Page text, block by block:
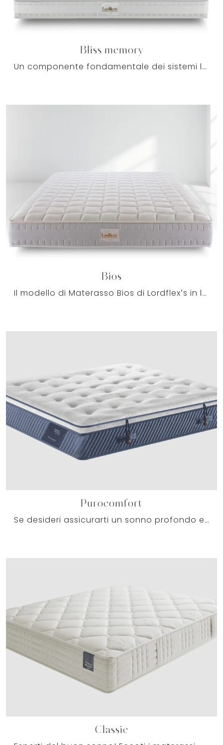
Bliss memory
Un componente fondamentale dei sistemi letto è certamente il materasso: occorre che sia capace di garantire il totale agio di ciascuno ogni notte.
Bios
Il modello di Materasso Bios di Lordflex’s in lattice è ergonomico e confortevole, adatto a dare a chi dorme l'ottimale supporto per la spina dorsale.
Purocomfort
Se desideri assicurarti un sonno profondo e ristoratore, scopri i Materassi a molle insacchettate matrimoniali come il modello Purocomfort ...
Classic